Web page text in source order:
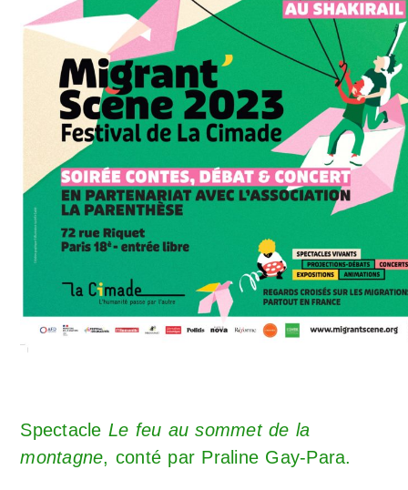
Spectacle Le feu au sommet de la
montagne, conté par Praline Gay-Para.